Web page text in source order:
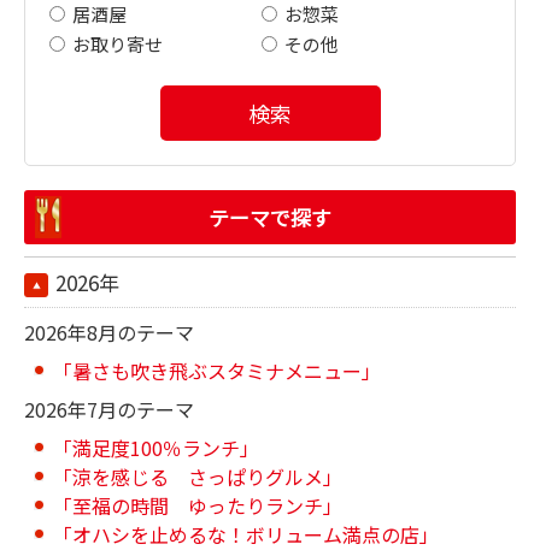
居酒屋
お惣菜
お取り寄せ
その他
検索
テーマで探す
2026年
2026年8月のテーマ
「暑さも吹き飛ぶスタミナメニュー」
2026年7月のテーマ
「満足度100％ランチ」
「涼を感じる さっぱりグルメ」
「至福の時間 ゆったりランチ」
「オハシを止めるな！ボリューム満点の店」